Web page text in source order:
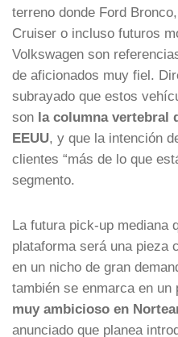
terreno donde Ford
Cruiser o incluso futuros
Volkswagen son
de aficionados muy fiel.
subrayado que estos
son la columna vertebral
EEUU, y que la intención
clientes “más de lo que
segmento.
La futura pick-up mediana
plataforma será una pieza
en un nicho de gran
también se enmarca en un
muy ambicioso en
anunciado que planea